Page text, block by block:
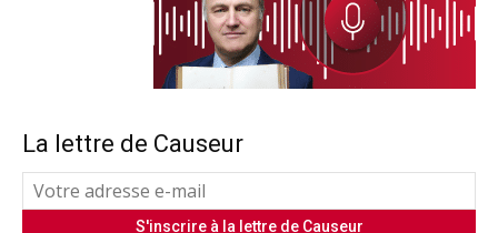
La lettre de Causeur